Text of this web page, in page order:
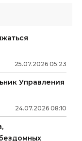
25.07.2026 05:23
Управления
24.07.2026 08:10